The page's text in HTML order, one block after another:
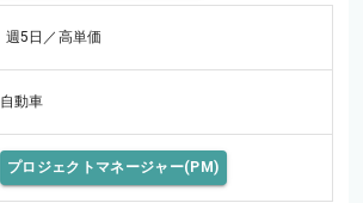
週5日／高単価
自動車
プロジェクトマネージャー(PM)